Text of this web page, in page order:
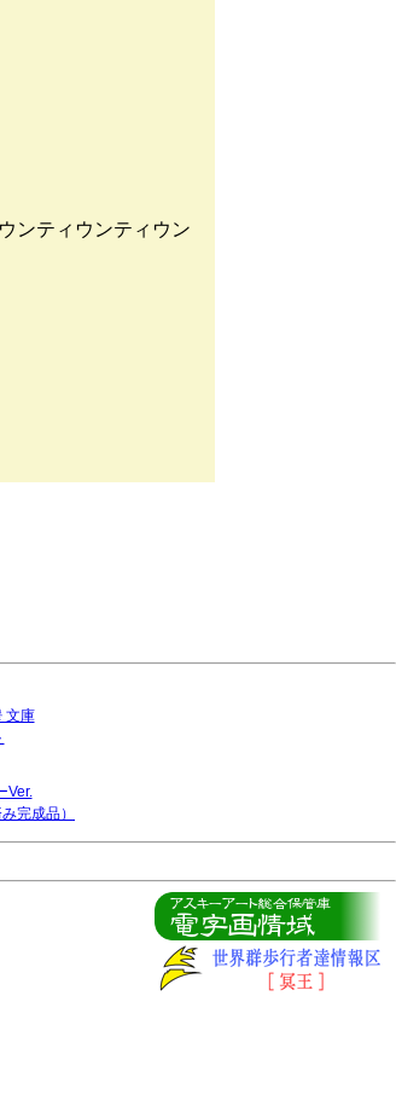
ンティウン
文庫
Ver.
完成品）